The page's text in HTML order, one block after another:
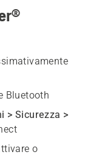
Bluetooth
> Sicurezza >
o